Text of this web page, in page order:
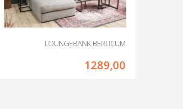
LOUNGEBANK BERLICUM
1289,00